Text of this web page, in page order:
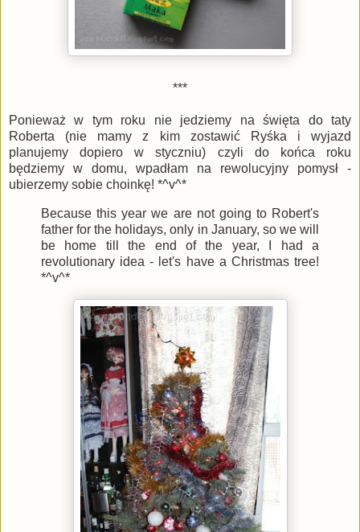
***
Ponieważ w tym roku nie jedziemy na święta do taty
Roberta (nie mamy z kim zostawić Ryśka i wyjazd
planujemy dopiero w styczniu) czyli do końca roku
będziemy w domu, wpadłam na rewolucyjny pomysł -
ubierzemy sobie choinkę! *^v^*
Because this year we are not going to Robert's
father for the holidays, only in January, so we will
be home till the end of the year, I had a
revolutionary idea - let's have a Christmas tree!
*^v^*